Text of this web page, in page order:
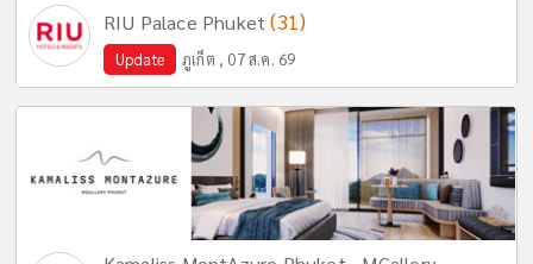
RIU Palace Phuket(31)
Update ภูเก็ต , 07 ส.ค. 69